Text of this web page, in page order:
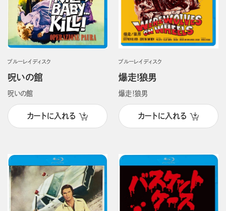
ブルーレイディスク
呪いの館
呪いの館
カートに入れる
ブルーレイディスク
爆走!狼男
爆走！狼男
カートに入れる